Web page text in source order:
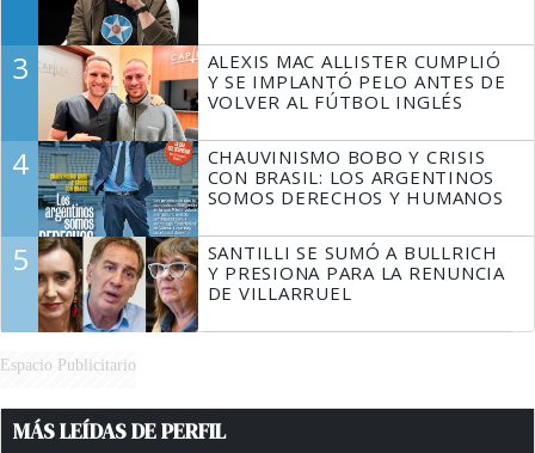
3
ALEXIS MAC ALLISTER CUMPLIÓ
Y SE IMPLANTÓ PELO ANTES DE
VOLVER AL FÚTBOL INGLÉS
4
CHAUVINISMO BOBO Y CRISIS
CON BRASIL: LOS ARGENTINOS
SOMOS DERECHOS Y HUMANOS
5
SANTILLI SE SUMÓ A BULLRICH
Y PRESIONA PARA LA RENUNCIA
DE VILLARRUEL
Espacio Publicitario
MÁS LEÍDAS DE PERFIL